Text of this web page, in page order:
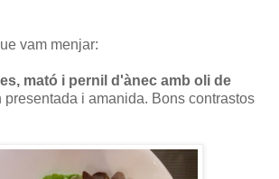
vam menjar:
mató i pernil d'ànec amb oli de
presentada i amanida. Bons contrastos